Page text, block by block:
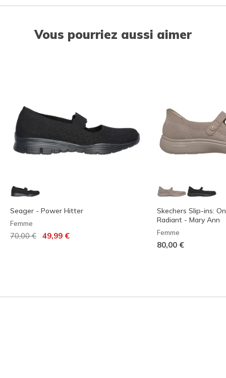
Vous pourriez aussi aimer
Seager - Power Hitter
Femme
Prix réduit de
70,00 € 49,99 €
Skechers Slip-ins:
Radiant - Mary Ann
Femme
80,00 €